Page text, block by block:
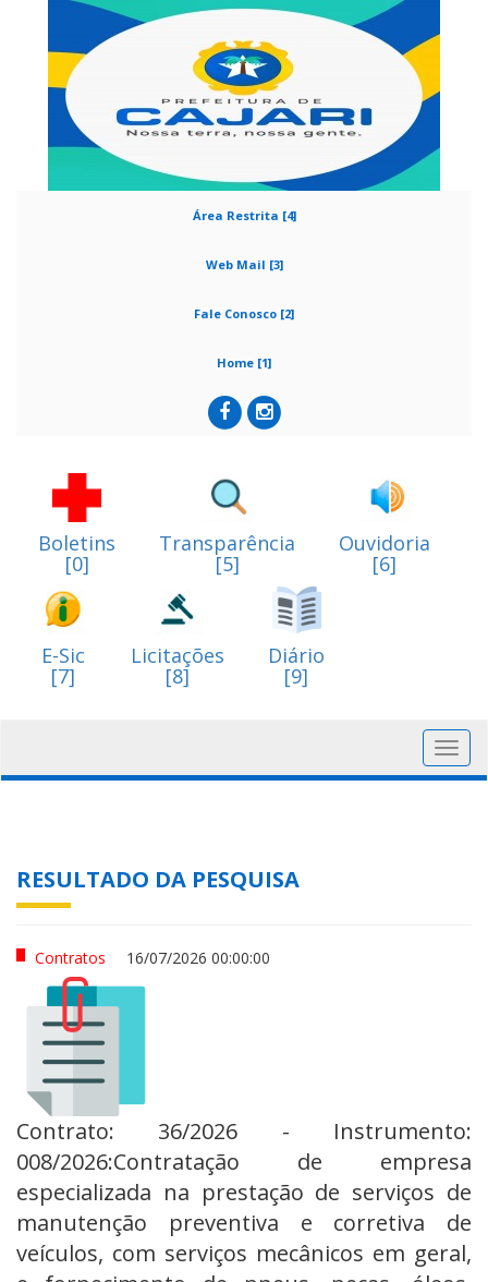
Área Restrita [4]
Web Mail [3]
Fale Conosco [2]
Home [1]
Boletins
[0]
Transparência
[5]
Ouvidoria
[6]
E-Sic
[7]
Licitações
[8]
Diário
[9]
RESULTADO DA PESQUISA
Contratos 16/07/2026 00:00:00
Contrato: 36/2026 - Instrumento:
008/2026:Contratação de empresa
especializada na prestação de serviços de
manutenção preventiva e corretiva de
veículos, com serviços mecânicos em geral,